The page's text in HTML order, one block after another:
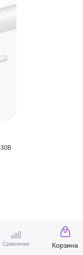
Сравнение Корзина